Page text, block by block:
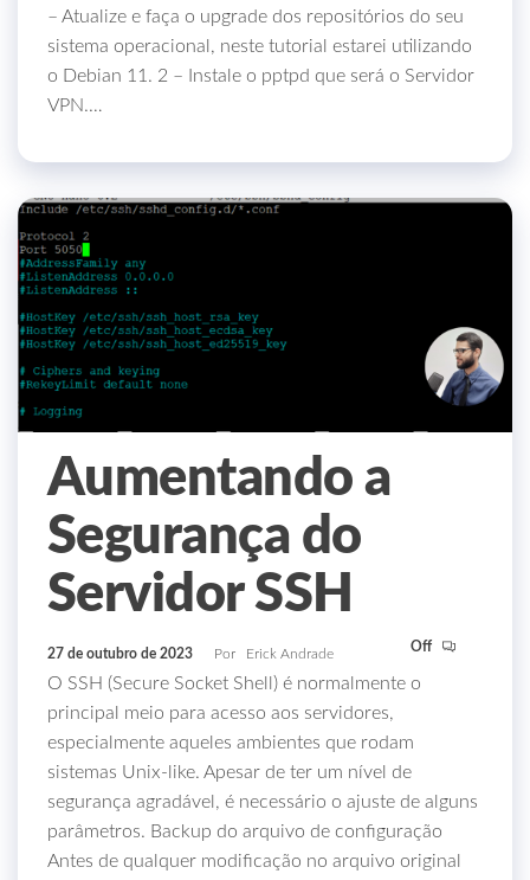
– Atualize e faça o upgrade dos repositórios do seu
sistema operacional, neste tutorial estarei utilizando
o Debian 11. 2 – Instale o pptpd que será o Servidor
VPN.…
Aumentando a
Segurança do
Servidor SSH
27 de outubro de 2023 Por Erick Andrade Off
O SSH (Secure Socket Shell) é normalmente o
principal meio para acesso aos servidores,
especialmente aqueles ambientes que rodam
sistemas Unix-like. Apesar de ter um nível de
segurança agradável, é necessário o ajuste de alguns
parâmetros. Backup do arquivo de configuração
Antes de qualquer modificação no arquivo original